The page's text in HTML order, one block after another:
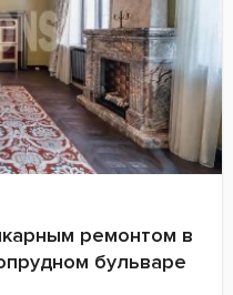
ремонтом в
бульваре